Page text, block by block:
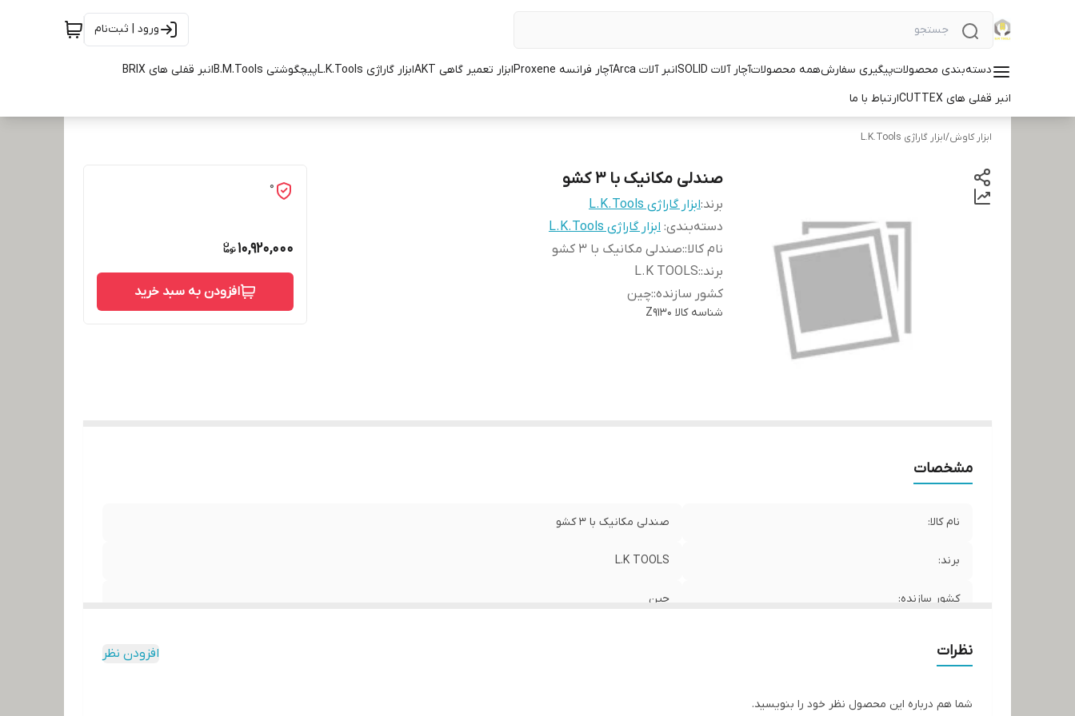
ورود | ثبت‌نام
دسته‌بندی محصولاتپیگیری سفارشهمه محصولاتآچار آلات SOLID انبر آلات Arca آچار فرانسه Proxene ابزار تعمیر گاهی AKT ابزار گاراژی L.K.Tools پیچگوشتی B.M.Tools
انبر قفلی های BRIX
انبر قفلی های CUTTEX
ارتباط با ما
ابزار کاوش/ابزار گاراژی L.K.Tools
صندلی مکانیک با 3 کشو
برند:ابزار گاراژی L.K.Tools
دسته‌بندی: ابزار گاراژی L.K.Tools
نام کالا::صندلی مکانیک با 3 کشو
برند::
L.K TOOLS
کشور سازنده::چین
شناسه کالا Z9130
0
10,920,000
افزودن به سبد خرید
مشخصات
نام کالا: صندلی مکانیک با 3 کشو
برند: L.K TOOLS
کشور سازنده: چین
نظرات افزودن نظر
شما هم درباره این محصول نظر خود را بنویسید.